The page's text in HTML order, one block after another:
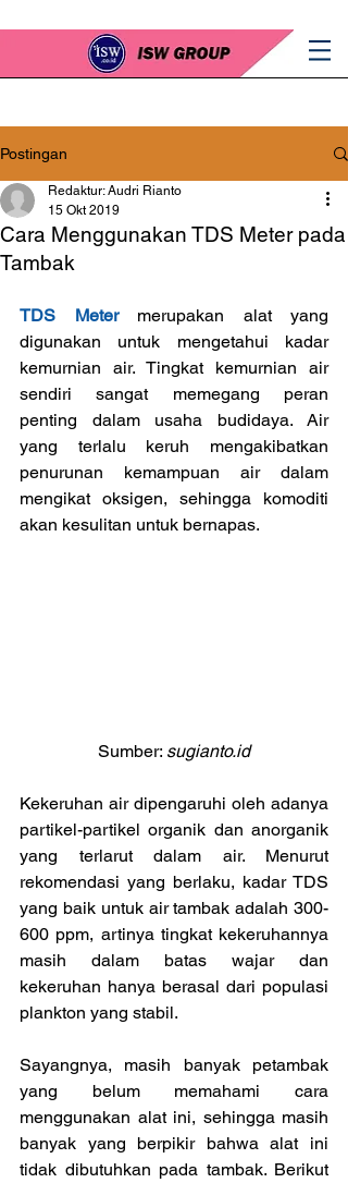
Postingan
Cara Menggunakan TDS Meter pada
Tambak
Redaktur: Audri Rianto
15 Okt 2019
TDS Meter merupakan alat yang
digunakan untuk mengetahui kadar
kemurnian air. Tingkat kemurnian air
sendiri sangat memegang peran
penting dalam usaha budidaya. Air
yang terlalu keruh mengakibatkan
penurunan kemampuan air dalam
mengikat oksigen, sehingga komoditi
akan kesulitan untuk bernapas.
Sumber: sugianto.id
Kekeruhan air dipengaruhi oleh adanya
partikel-partikel organik dan anorganik
yang terlarut dalam air. Menurut
rekomendasi yang berlaku, kadar TDS
yang baik untuk air tambak adalah 300-
600 ppm, artinya tingkat kekeruhannya
masih dalam batas wajar dan
kekeruhan hanya berasal dari populasi
plankton yang stabil.
Sayangnya, masih banyak petambak
yang belum memahami cara
menggunakan alat ini, sehingga masih
banyak yang berpikir bahwa alat ini
tidak dibutuhkan pada tambak. Berikut